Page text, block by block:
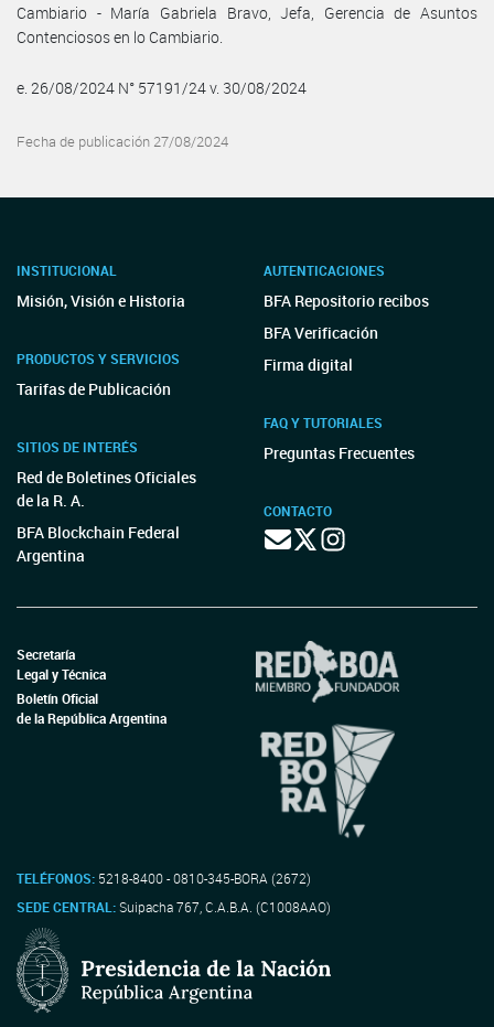
Cambiario - María Gabriela Bravo, Jefa, Gerencia de Asuntos
Contenciosos en lo Cambiario.
e. 26/08/2024 N° 57191/24 v. 30/08/2024
Fecha de publicación 27/08/2024
INSTITUCIONAL
Misión, Visión e Historia
PRODUCTOS Y SERVICIOS
Tarifas de Publicación
SITIOS DE INTERÉS
Red de Boletines Oficiales
de la R. A.
BFA Blockchain Federal
Argentina
AUTENTICACIONES
BFA Repositorio recibos
BFA Verificación
Firma digital
FAQ Y TUTORIALES
Preguntas Frecuentes
CONTACTO
Secretaría
Legal y Técnica
Boletín Oficial
de la República Argentina
TELÉFONOS: 5218-8400 - 0810-345-BORA (2672)
SEDE CENTRAL:Suipacha 767, C.A.B.A. (C1008AAO)